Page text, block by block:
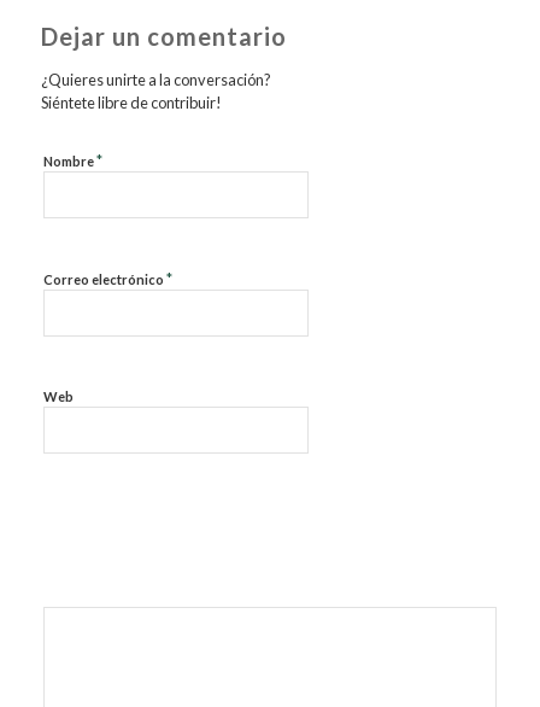
Dejar un comentario
¿Quieres unirte a la conversación?
Siéntete libre de contribuir!
Nombre*
Correo electrónico *
Web